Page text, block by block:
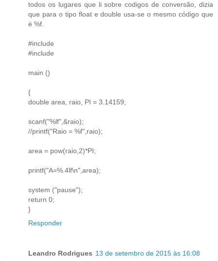
todos os lugares que li sobre codigos de conversão, dizia
que para o tipo float e double usa-se o mesmo código que
é %f.
#include
#include
main ()
{
double area, raio, PI = 3.14159;
scanf("%lf",&raio);
//printf("Raio = %f",raio);
area = pow(raio,2)*PI;
printf("A=%.4lf\n",area);
system ("pause");
return 0;
}
Responder
Leandro Rodrigues 13 de setembro de 2015 às 16:08